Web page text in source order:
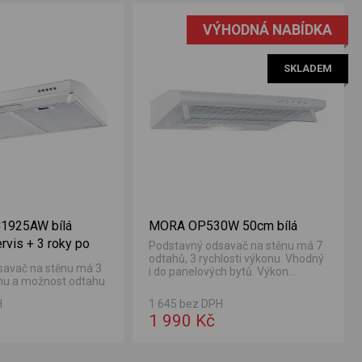
bílá
+ 3 roky po
na stěnu má 3
a možnost odtahu
VÝHODNÁ NABÍDKA
SKLADEM
MORA OP530W 50cm bílá
Podstavný odsavač na stěnu má 7
odtahů, 3 rychlosti výkonu. Vhodný
i do panelových bytů. Výkon
1 645 bez DPH
1 990 Kč